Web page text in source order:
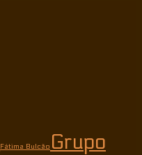
Fátima Bulcão Grupo